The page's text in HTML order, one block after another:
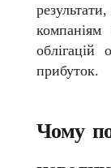
облігацій
прибуток.
Чому